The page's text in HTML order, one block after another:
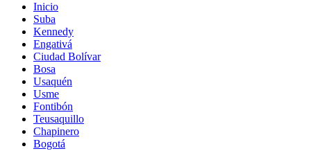
Inicio
Suba
Kennedy
Engativá
Ciudad Bolívar
Bosa
Usaquén
Usme
Fontibón
Teusaquillo
Chapinero
Bogotá